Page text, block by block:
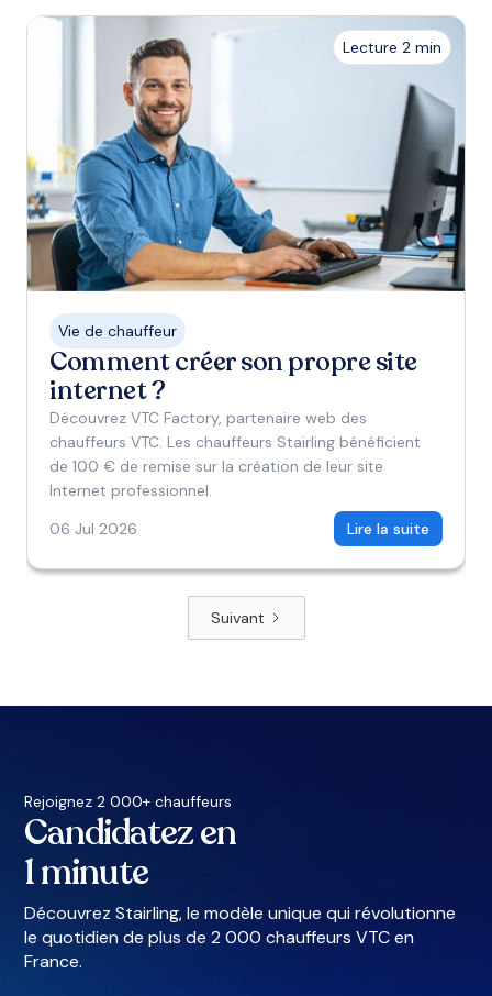
Lecture 2 min
Vie de chauffeur
Comment créer son propre site
internet ?
Découvrez VTC Factory, partenaire web des
chauffeurs VTC. Les chauffeurs Stairling bénéficient
de 100 € de remise sur la création de leur site
Internet professionnel.
06 Jul 2026
Lire la suite
Suivant
Rejoignez 2 000+ chauffeurs
Candidatez en
1 minute
Découvrez Stairling, le modèle unique qui révolutionne
le quotidien de plus de 2 000 chauffeurs VTC en
France.